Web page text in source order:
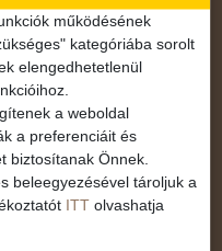
működésének
kategóriába sorolt
elengedhetetlenül
a weboldal
a preferenciáit és
biztosítanak Önnek.
beleegyezésével tároljuk a
ITT olvashatja